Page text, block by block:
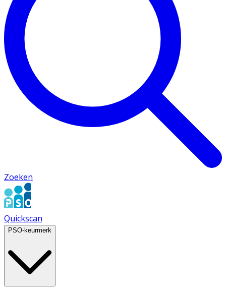
Zoeken
Quickscan
PSO-keurmerk